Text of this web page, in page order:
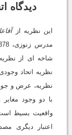
دیدگاه
این نظریه از
شاخه اى از
نظریه اتحاد
نظریه، عرض و
با دو وجود
واقعیت بسیط
اعتبار دیگرى